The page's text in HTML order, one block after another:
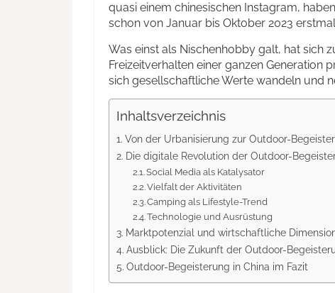
quasi einem chinesischen Instagram,
schon von Januar bis Oktober 2023
Was einst als Nischenhobby galt, hat sich
Freizeitverhalten einer ganzen Generation
sich gesellschaftliche Werte wandeln und
Inhaltsverzeichnis
Von der Urbanisierung zur Outdoor-
Die digitale Revolution der Outdoor-
Social Media als Katalysator
Vielfalt der Aktivitäten
Camping als Lifestyle-Trend
Technologie und Ausrüstung
Marktpotenzial und wirtschaftliche
Ausblick: Die Zukunft der Outdoor-
Outdoor-Begeisterung in China im Fazit